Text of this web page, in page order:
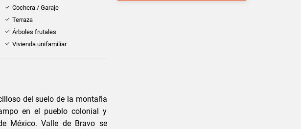
Cochera / Garaje
Terraza
Árboles frutales
Vivienda unifamiliar
del suelo de la montaña
en el pueblo colonial y
México. Valle de Bravo se